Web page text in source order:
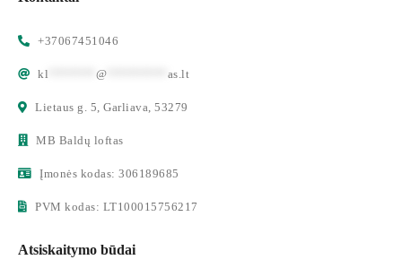
+37067451046
kl @ as.lt
Lietaus g. 5, Garliava, 53279
MB Baldų loftas
Įmonės kodas: 306189685
PVM kodas: LT100015756217
Atsiskaitymo būdai